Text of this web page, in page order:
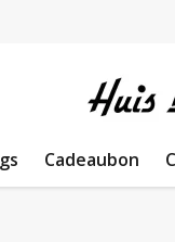
Cadeaubon